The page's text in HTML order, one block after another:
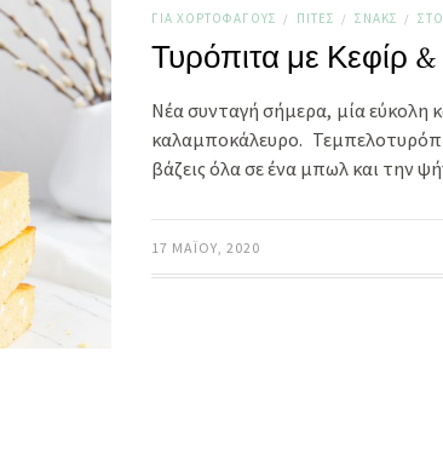
ΓΙΑ ΧΟΡΤΟΦΆΓΟΥΣ / ΠΊΤΕΣ / ΣΝΑΚΣ /
Τυρόπιτα με Κεφίρ
Νέα συνταγή σήμερα, μία εύκολη
καλαμποκάλευρο.
βάζεις όλα σε ένα μπωλ και την
17 ΜΑΪ́ΟΥ, 2020